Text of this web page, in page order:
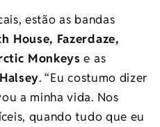
estão as bandas
House, Fazerdaze,
Monkeys e as
Halsey. “Eu costumo dizer
a minha vida. Nos
quando tudo que eu